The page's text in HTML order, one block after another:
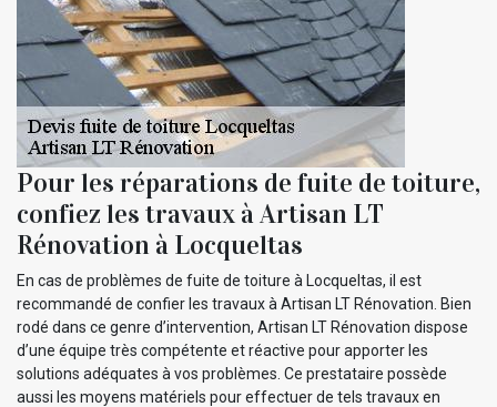
Pour les réparations de fuite de toiture,
confiez les travaux à Artisan LT
Rénovation à Locqueltas
En cas de problèmes de fuite de toiture à Locqueltas, il est
recommandé de confier les travaux à Artisan LT Rénovation. Bien
rodé dans ce genre d’intervention, Artisan LT Rénovation dispose
d’une équipe très compétente et réactive pour apporter les
solutions adéquates à vos problèmes. Ce prestataire possède
aussi les moyens matériels pour effectuer de tels travaux en